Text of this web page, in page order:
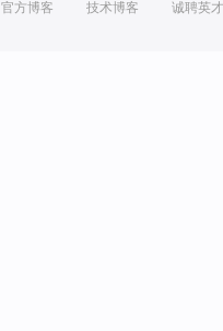
官方博客 技术博客 诚聘英才